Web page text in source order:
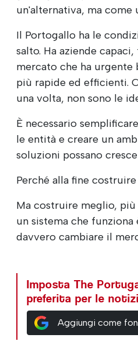
un'alternativa, ma come
Il Portogallo ha le
salto. Ha aziende
mercato che ha urgente
più rapide ed efficienti.
una volta, non sono le
È necessario
le entità e creare un
soluzioni possano
Perché alla fine
Ma costruire meglio,
un sistema che
davvero cambiare il
Imposta The
preferita per le
Aggiungi come